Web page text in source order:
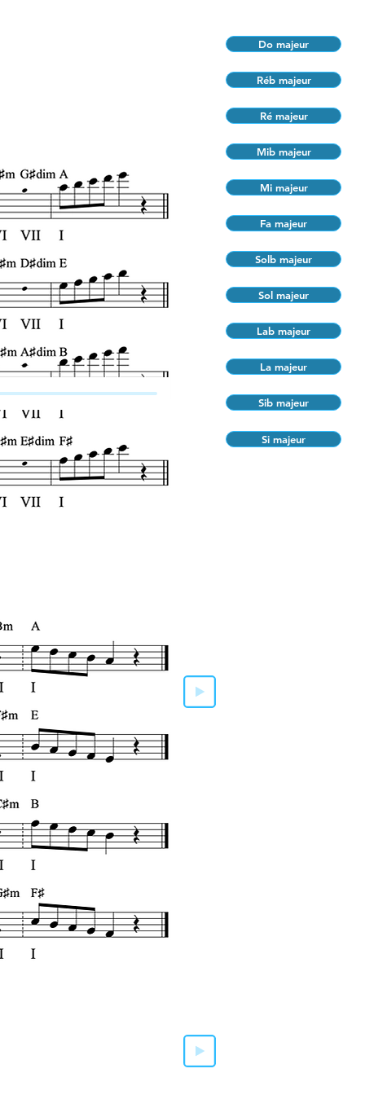
Do majeur
Réb majeur
Ré majeur
Mib majeur
Mi majeur
Fa majeur
Solb majeur
Sol majeur
Lab majeur
La majeur
Sib majeur
Si majeur